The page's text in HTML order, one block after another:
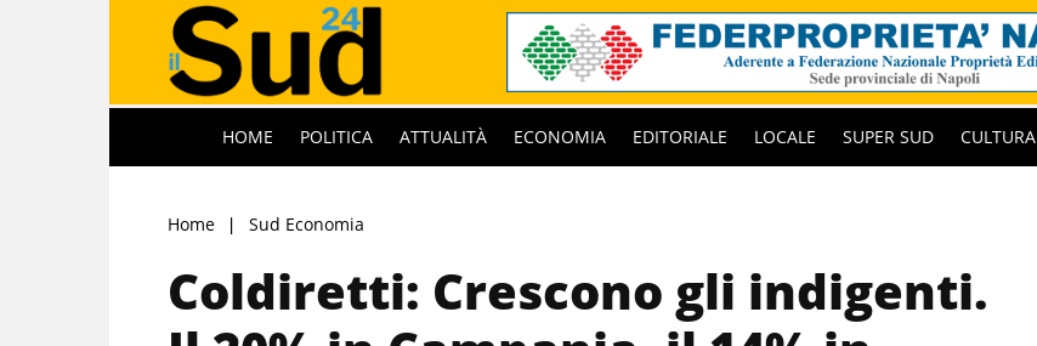
HOME POLITICA ATTUALITÀ ECONOMIA EDITORIALE LOCALE SUPER SUD CULTURA
Home Sud Economia
Coldiretti: Crescono gli indigenti.